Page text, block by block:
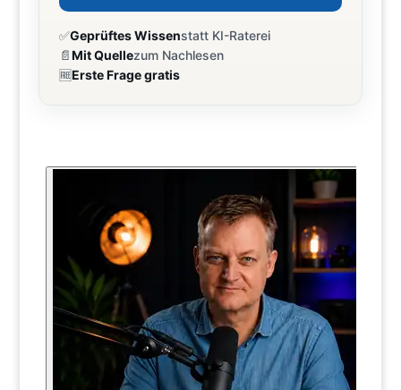
✅Geprüftes Wissenstatt KI-Raterei
📄Mit Quellezum Nachlesen
🆓Erste Frage gratis